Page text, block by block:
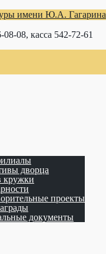
имени Ю.А. Гагарина
08, касса 542-72-61
дворца
кружки
проекты
документы